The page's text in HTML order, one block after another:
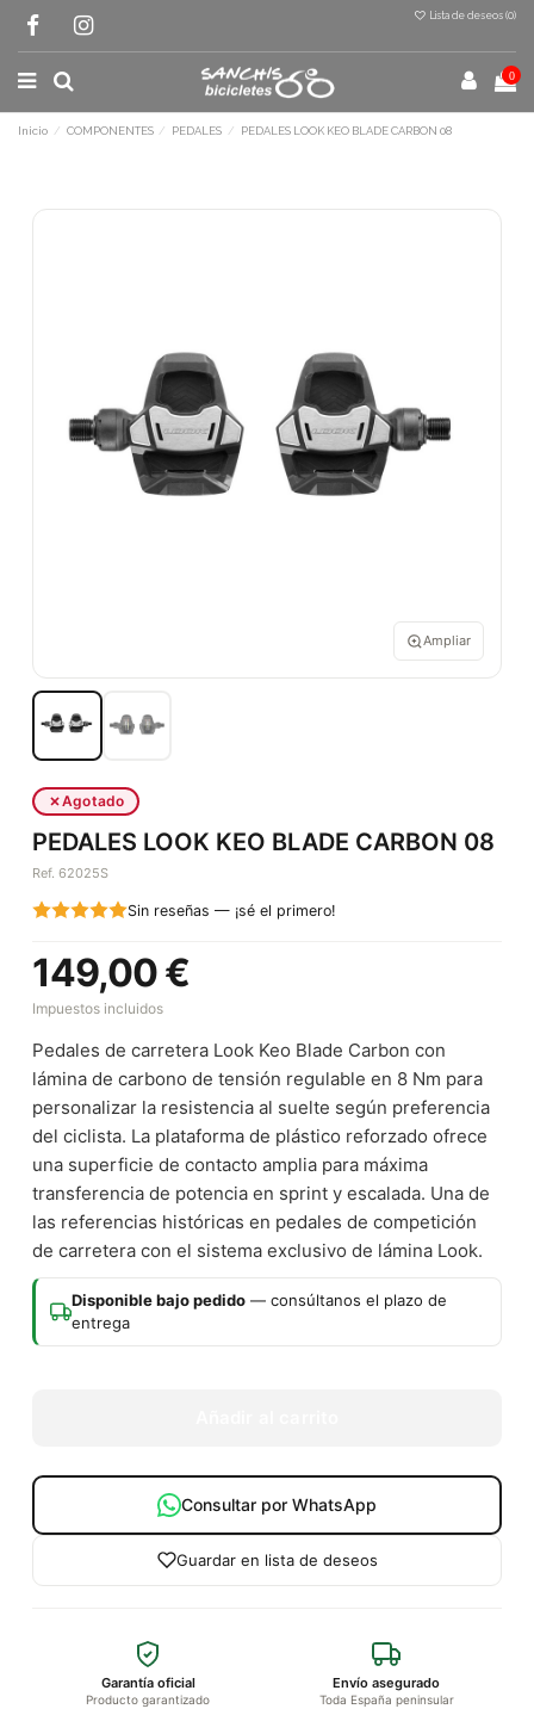
Lista de deseos (0)
0
Inicio COMPONENTES PEDALES PEDALES LOOK KEO BLADE CARBON 08
Ampliar
Agotado
PEDALES LOOK KEO BLADE CARBON 08
Ref. 62025S
Sin reseñas — ¡sé el primero!
149,00 €
Impuestos incluidos
Pedales de carretera Look Keo Blade Carbon con
lámina de carbono de tensión regulable en 8 Nm para
personalizar la resistencia al suelte según preferencia
del ciclista. La plataforma de plástico reforzado ofrece
una superficie de contacto amplia para máxima
transferencia de potencia en sprint y escalada. Una de
las referencias históricas en pedales de competición
de carretera con el sistema exclusivo de lámina Look.
Disponible bajo pedido — consúltanos el plazo de
entrega
Consultar por WhatsApp
Guardar en lista de deseos
Garantía oficial
Producto garantizado
Envío asegurado
Toda España peninsular
Terminal de consulta○ Motor activo -PEDALES LOOK KEO BLADE